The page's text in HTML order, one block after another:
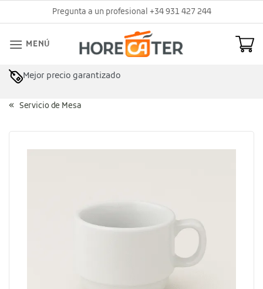
al
Pregunta a un profesional +34 931 427 244
MENÚ
Mejor precio garantizado
Asesoramiento profesional
Servicio de Mesa